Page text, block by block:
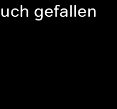
gefallen